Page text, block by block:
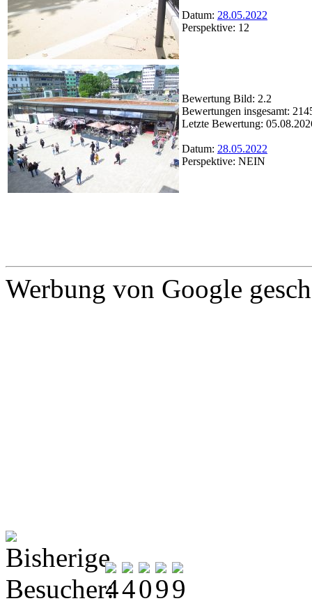
Datum: 28.05.2022
Perspektive: 12
Bewertung Bild: 2.2
Bewertungen insgesamt:
Letzte Bewertung:
Datum: 28.05.2022
Perspektive: NEIN
Werbung von Google